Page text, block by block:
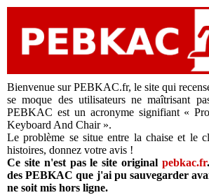
Bienvenue sur PEBKAC.fr, le site qui
se moque des utilisateurs ne maîtrisant
PEBKAC est un acronyme signifiant «
Keyboard And Chair ».
Le problème se situe entre la chaise et le
histoires, donnez votre avis !
Ce site n'est pas le site original pebkac.fr
des PEBKAC que j'ai pu sauvegarder
ne soit mis hors ligne.